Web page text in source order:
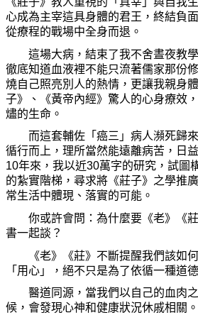
心成為主宰這具身體的君王，終結負
從療程的戰場中全身而退。
這場大病，結束了我不舍晝夜教學
徹底知道血液裡不能只流著儒家那份
燒自己照亮別人的熱情，更讓我親身
子》、《黃帝內經》驚人的心身療效
燼的生命。
而這套輔佐「癌三」病人瀕死歸來
循行而上，理所當然能遠離病苦，日
10年來，我以近30萬字的研究，試圖
的紮實階梯，尋求將《莊子》之學推
常生活中體現、落實的可能。
你或許會問：為什麼要《老》《莊
書一起談？
《老》《莊》不斷提醒我們該如何
「用心」，絕不只是為了依循一種道
醫道同源，當我們以自己的血肉之
候，會發現心神和健康狀況休戚相關